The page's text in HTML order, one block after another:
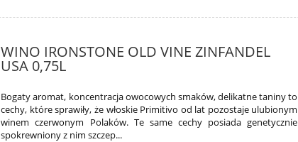
WINO IRONSTONE OLD VINE ZINFANDEL
USA 0,75L
Bogaty aromat, koncentracja owocowych smaków, delikatne taniny to
cechy, które sprawiły, że włoskie Primitivo od lat pozostaje ulubionym
winem czerwonym Polaków. Te same cechy posiada genetycznie
spokrewniony z nim szczep...